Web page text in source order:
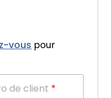
vous pour
de client *